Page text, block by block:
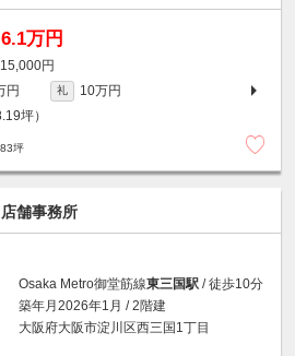
6.1万円
15,000円
円 礼
10万円
坪）
坪
舗事務所
Osaka Metro御堂筋線東三国駅 / 徒歩10分
築年月2026年1月 / 2階建
大阪府大阪市淀川区西三国1丁目